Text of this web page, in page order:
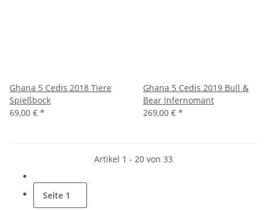
Ghana 5 Cedis 2018 Tiere
Spießbock
69,00 € *
Ghana 5 Cedis 2019 Bull &
Bear Infernomant
269,00 € *
Artikel 1 - 20 von 33
Seite 1